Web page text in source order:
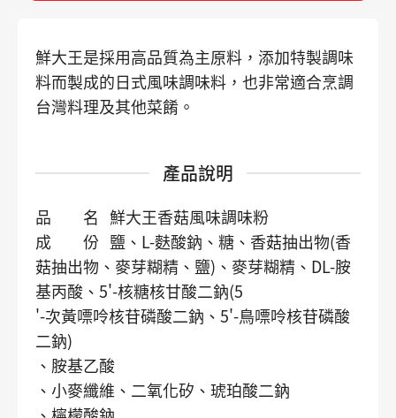
鮮大王是採用高品質為主原料，添加特製調味
料而製成的日式風味調味料，也非常適合烹調
台灣料理及其他菜餚。
產品說明
品 名 鮮大王香菇風味調味粉
成 份 鹽、L-麩酸鈉、 糖、香菇抽出物(香
菇抽出物、麥芽糊精、鹽)、麥芽糊精、DL-胺
基丙酸 、 5'-核糖核甘酸二鈉(5
'-次黃嘌呤核苷磷酸二鈉、5'-鳥嘌呤核苷磷酸
二鈉)
、胺基乙酸
、小麥纖維、二氧化矽、琥珀酸二鈉